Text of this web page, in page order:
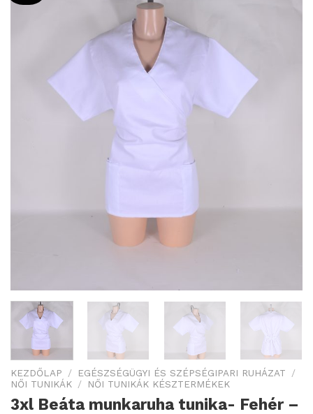
KEZDŐLAP / EGÉSZSÉGÜGYI ÉS SZÉPSÉGIPARI RUHÁZAT
/
NŐI TUNIKÁK / NŐI TUNIKÁK KÉSZTERMÉKEK
3xl Beáta munkaruha tunika- Fehér –